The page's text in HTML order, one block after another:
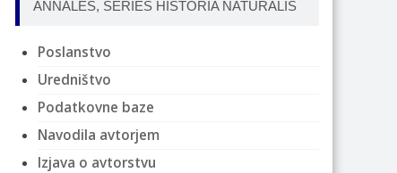
ANNALES, SERIES HISTORIA NATURALIS
Poslanstvo
Uredništvo
Podatkovne baze
Navodila avtorjem
Izjava o avtorstvu